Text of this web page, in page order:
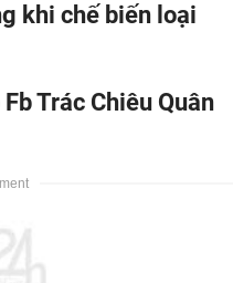
khi chế biến loại
Trác Chiêu Quân